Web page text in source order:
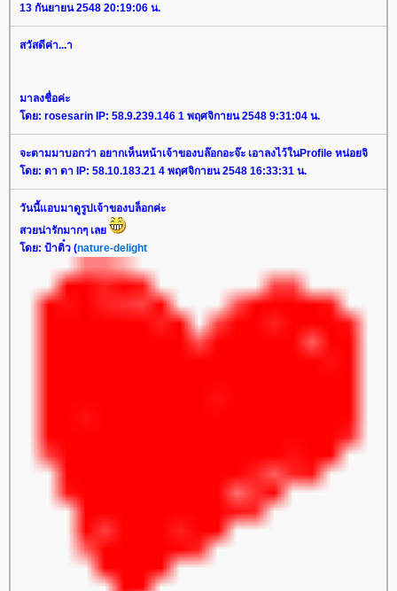
13 กันยายน 2548 20:19:06 น.
สวัสดีค่า...า
มาลงชื่อค่ะ
ดย: rosesarin IP: 58.9.239.146 1 พฤศจิกายน 2548 9:31:04 น.
จะตามมาบอกว่า อยากเห็นหน้าเจ้าของบล๊อกอะจ๊ะ เอาลงไว้ในProfile หน่อยจิ
ดย: ดา ดา IP: 58.10.183.21 4 พฤศจิกายน 2548 16:33:31 น.
วันนี้แอบมาดูรูปเจ้าของบล็อกค่ะ
สวยน่ารักมากๆ เล
ดย: ป้าติ๋ว (nature-delight